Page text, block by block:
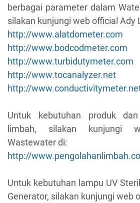
berbagai parameter dalam
silakan kunjungi web official Ady
http://www.alatdometer.com
http://www.bodcodmeter.com
http://www.turbidutymeter.com
http://www.tocanalyzer.net
http://
Untuk kebutuhan produk
limbah, silakan kunjungi
Wastewater di:
http://
Untuk kebutuhan lampu UV
Generator, silakan kunjungi web